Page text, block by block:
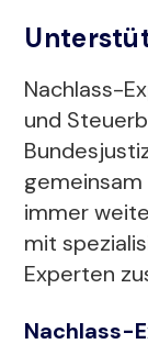
Nachlass-
und
immer
mit
Experten
Nachlass-